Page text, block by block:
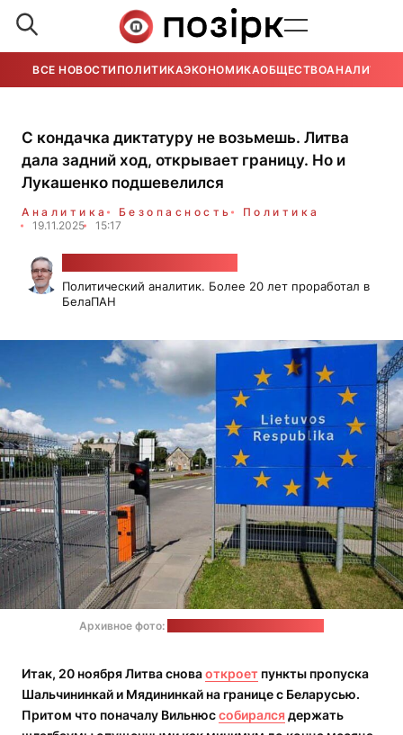
ВСЕ НОВОСТИ ПОЛИТИКАЭКОНОМИКАОБЩЕСТВОАНАЛИТИКА
С кондачка диктатуру не возьмешь. Литва
дала задний ход, открывает границу. Но и
Лукашенко подшевелился
Аналитика Безопасность
Политика
19.11.2025
15:17
Политический аналитик. Более 20 лет проработал в
БелаПАН
Архивное фото:
Итак, 20 ноября Литва сноваоткроет пункты пропуска
Шальчининкай и Мядининкай на границе с Беларусью.
Притом что поначалу Вильнюссобирался держать